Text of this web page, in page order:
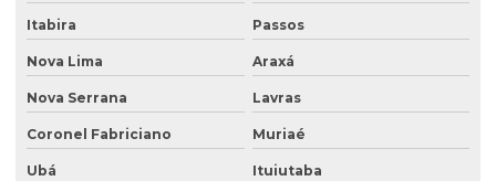
Empresa de ensaios de solos
Empresa especialista em sondagens de solo
Empresa especializada em consultoria ambiental
Empresa que faz análise de água
Itabira Passos
Nova Lima Araxá
Nova Serrana Lavras
Coronel Fabriciano Muriaé
Ubá Ituiutaba